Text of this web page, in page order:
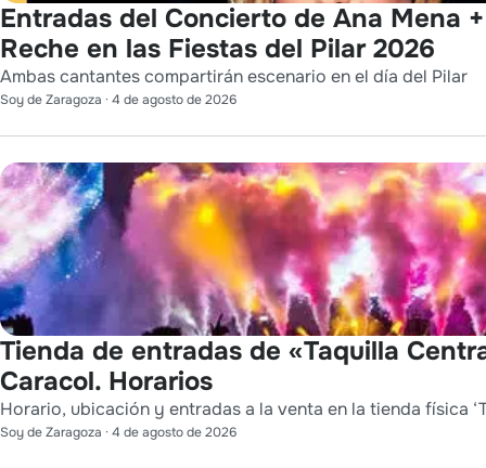
Entradas del Concierto de Ana Mena
Reche en las Fiestas del Pilar 2026
Ambas cantantes compartirán escenario en el día del Pilar
Soy de Zaragoza · 4 de agosto de 2026
Tienda de entradas de «Taquilla
Caracol. Horarios
Horario, ubicación y entradas a la venta en la tienda física
Soy de Zaragoza · 4 de agosto de 2026